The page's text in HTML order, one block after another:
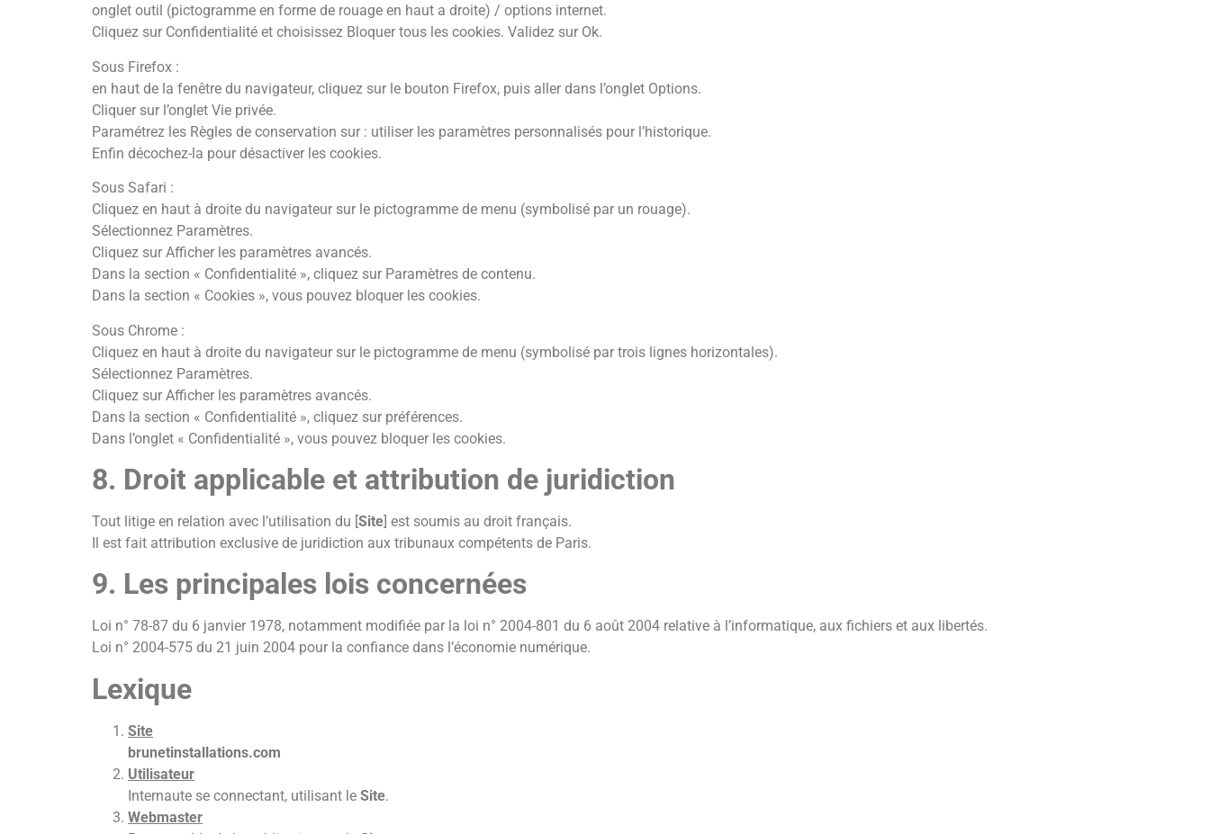
onglet outil (pictogramme en forme de rouage en haut a droite) / options internet.
Cliquez sur Confidentialité et choisissez Bloquer tous les cookies. Validez sur Ok.
Sous Firefox :
en haut de la fenêtre du navigateur, cliquez sur le bouton Firefox, puis aller dans l’onglet Options.
Cliquer sur l’onglet Vie privée.
Paramétrez les Règles de conservation sur : utiliser les paramètres personnalisés pour l’historique.
Enfin décochez-la pour désactiver les cookies.
Sous Safari :
Cliquez en haut à droite du navigateur sur le pictogramme de menu (symbolisé par un rouage).
Sélectionnez Paramètres.
Cliquez sur Afficher les paramètres avancés.
Dans la section « Confidentialité », cliquez sur Paramètres de contenu.
Dans la section « Cookies », vous pouvez bloquer les cookies.
Sous Chrome :
Cliquez en haut à droite du navigateur sur le pictogramme de menu (symbolisé par trois lignes horizontales).
Sélectionnez Paramètres.
Cliquez sur Afficher les paramètres avancés.
Dans la section « Confidentialité », cliquez sur préférences.
Dans l’onglet « Confidentialité », vous pouvez bloquer les cookies.
8. Droit applicable et attribution de juridiction
Tout litige en relation avec l’utilisation du [Site] est soumis au droit français.
Il est fait attribution exclusive de juridiction aux tribunaux compétents de Paris.
9. Les principales lois concernées
Loi n° 78-87 du 6 janvier 1978, notamment modifiée par la loi n° 2004-801 du 6 août 2004 relative à l’informatique, aux fichiers et aux libertés.
Loi n° 2004-575 du 21 juin 2004 pour la confiance dans l’économie numérique.
Lexique
Site
brunetinstallations.com
Utilisateur
Internaute se connectant, utilisant le Site.
Webmaster